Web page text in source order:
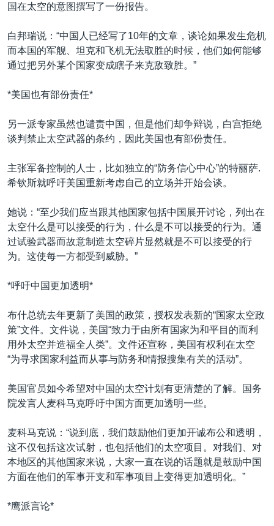
国在太空的意图撰写了一份报告。
白邦瑞说：“中国人已经写了10年的文章，谈论如果发生危机
而本国的军舰、坦克和飞机无法取胜的时候，他们如何能够
通过把另外某个国家变成瞎子来克敌致胜。”
*美国也有部份责任*
另一派专家虽然也谴责中国，但是他们却争辩说，白宫拒绝
谈判禁止太空武器的条约，因此美国也有部份责任。
主张军备控制的人士，比如独立的“防务信心中心”的特丽萨.
希钦斯就呼吁美国重新考虑自己的立场并开始会谈。
她说：“至少我们应当跟其他国家包括中国展开讨论，列出在
太空什么是可以接受的行为，什么是不可以接受的行为。通
过试验武器而故意制造太空碎片显然就是不可以接受的行
为。这使每一方都受到威胁。”
*呼吁中国更加透明*
布什总统去年更新了美国的政策，授权发表新的“国家太空政
策”文件。文件说，美国“致力于由所有国家为和平目的而利
用外太空并造福全人类”。文件还宣称，美国有权利在太空
“为寻求国家利益而从事与防务和情报搜集有关的活动”。
美国官员如今希望对中国的太空计划有更清楚的了解。国务
院发言人麦科马克呼吁中国方面更加透明一些。
麦科马克说：“说到底，我们鼓励他们更加开诚布公和透明，
这不仅包括这次试射，也包括他们的太空项目。对我们、对
本地区的其他国家来说，大家一直在说的话题就是鼓励中国
方面在他们的军事开支和军事项目上变得更加透明化。”
*鹰派言论*